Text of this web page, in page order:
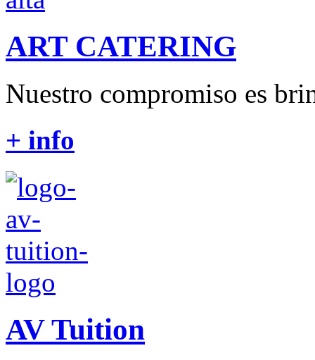
ART CATERING
Nuestro compromiso es
+ info
AV Tuition